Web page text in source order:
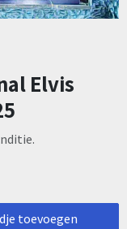
Elvis
toevoegen